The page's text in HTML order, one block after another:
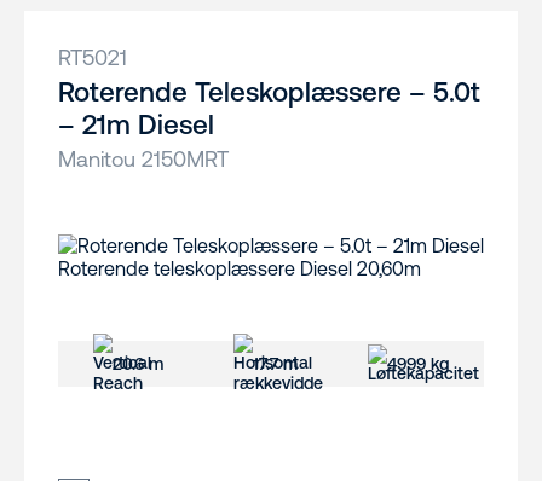
RT5021
Roterende Teleskoplæssere – 5.0t
– 21m Diesel
Manitou 2150MRT
20.6 m 17.7 m 4999 kg